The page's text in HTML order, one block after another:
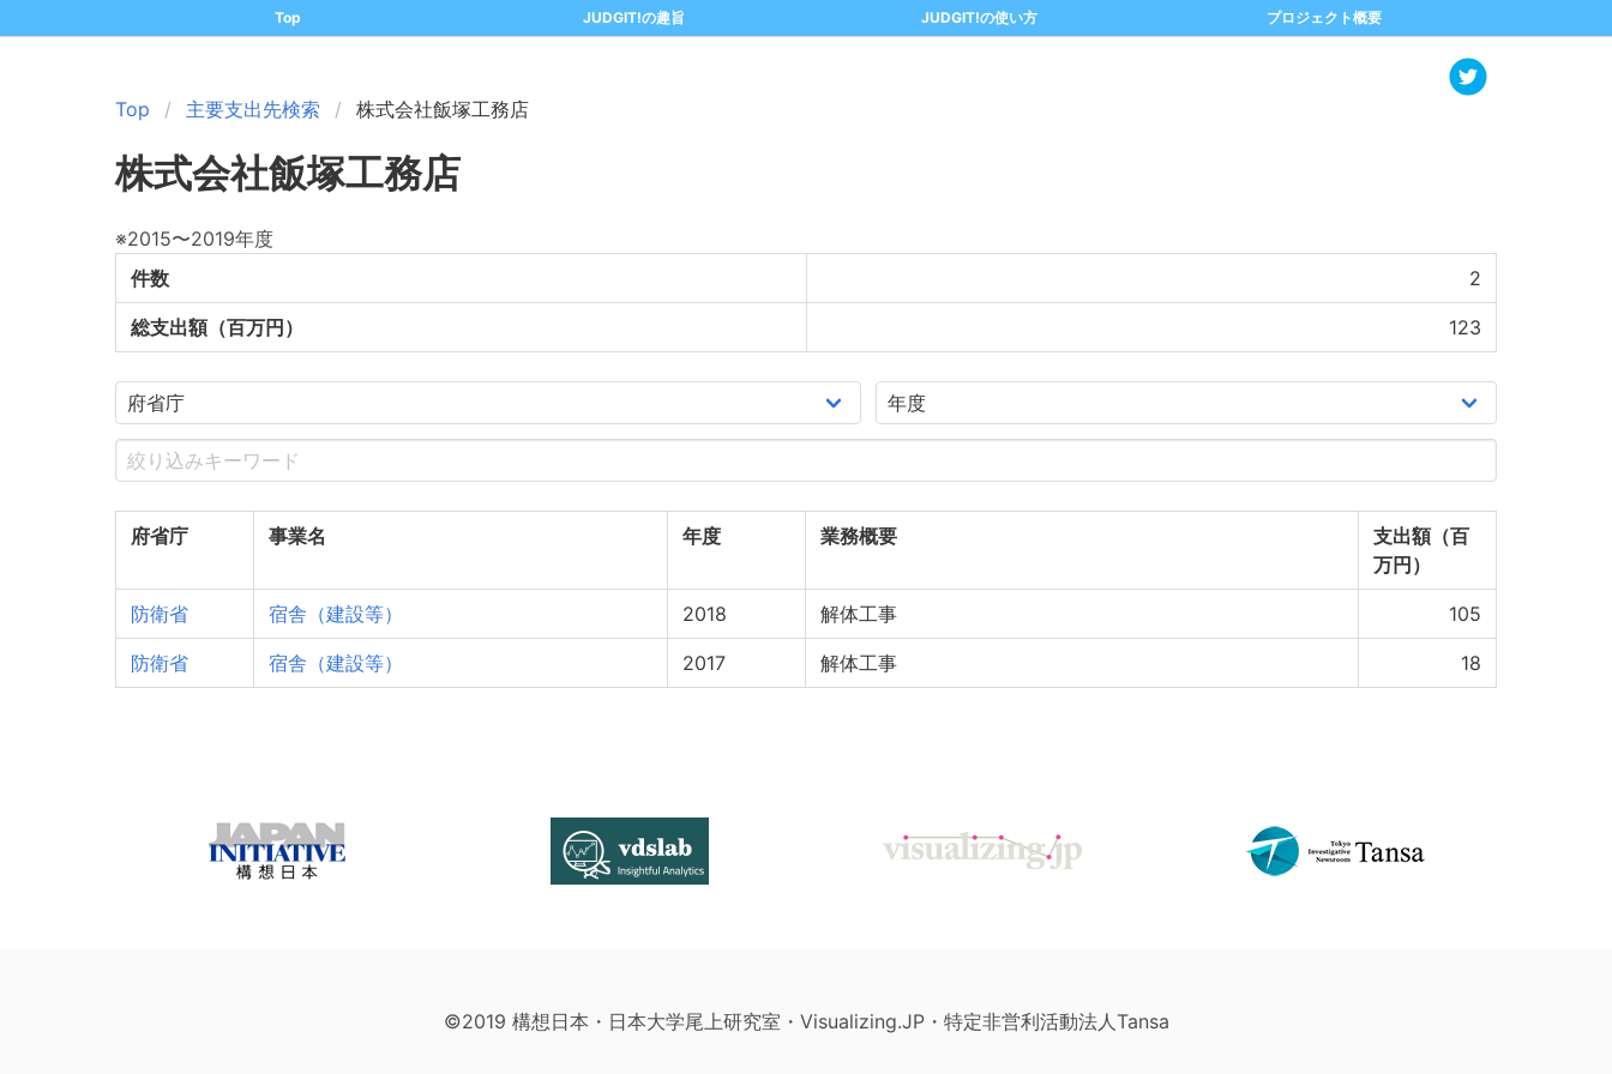
Top JUDGIT!の趣旨 JUDGIT!の使い方 プロジェクト概要
Top 主要支出先検索 株式会社飯塚工務店
株式会社飯塚工務店
※2015〜2019年度
件数
2
総支出額（百万円） 123
府省庁 事業名 年度 業務概要
支出額（百
万円）
防衛省 宿舎（建設等） 2018 解体工事 105
防衛省 宿舎（建設等） 2017 解体工事 18
©2019 構想日本・日本大学尾上研究室・Visualizing.JP・特定非営利活動法人Tansa